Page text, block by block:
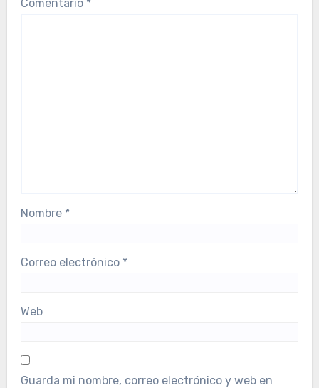
Comentario *
Nombre *
Correo electrónico *
Web
Guarda mi nombre, correo electrónico y web en